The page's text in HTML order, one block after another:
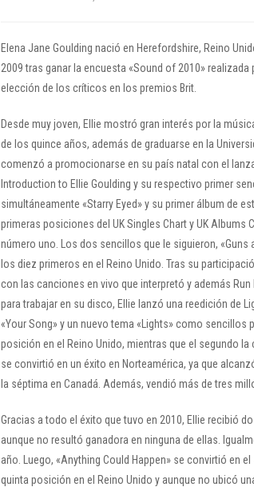
Elena Jane Goulding nació en Herefordshire, Reino
2009 tras ganar la encuesta «Sound of 2010»
elección de los críticos en los premios Brit.
Desde muy joven, Ellie mostró gran interés por la
de los quince años, además de graduarse en la
comenzó a promocionarse en su país natal con el
Introduction to Ellie Goulding y su respectivo primer
simultáneamente «Starry Eyed» y su primer álbum de
primeras posiciones del UK Singles Chart y UK Albums
número uno. Los dos sencillos que le siguieron, «Guns
los diez primeros en el Reino Unido. Tras su
con las canciones en vivo que interpretó y además
para trabajar en su disco, Ellie lanzó una reedición de
«Your Song» y un nuevo tema «Lights» como
posición en el Reino Unido, mientras que el segundo
se convirtió en un éxito en Norteamérica, ya que
la séptima en Canadá. Además, vendió más de tres
Gracias a todo el éxito que tuvo en 2010, Ellie recibió
aunque no resultó ganadora en ninguna de ellas.
año. Luego, «Anything Could Happen» se convirtió en
quinta posición en el Reino Unido y aunque no ubicó